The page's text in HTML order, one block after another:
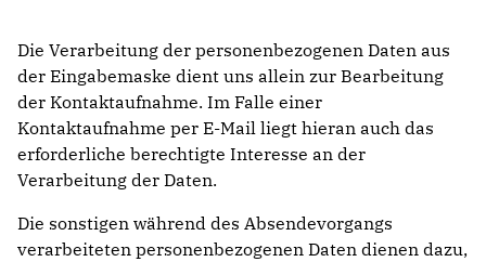
Die Verarbeitung der personenbezogenen Daten aus
der Eingabemaske dient uns allein zur Bearbeitung
der Kontaktaufnahme. Im Falle einer
Kontaktaufnahme per E-Mail liegt hieran auch das
erforderliche berechtigte Interesse an der
Verarbeitung der Daten.
Die sonstigen während des Absendevorgangs
verarbeiteten personenbezogenen Daten dienen dazu,